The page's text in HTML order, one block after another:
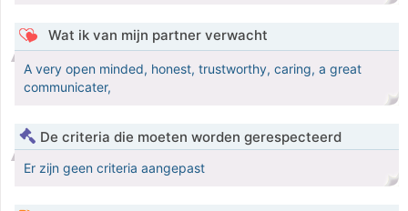
Wat ik van mijn partner verwacht
A very open minded, honest, trustworthy, caring, a great
communicater,
De criteria die moeten worden gerespecteerd
Er zijn geen criteria aangepast